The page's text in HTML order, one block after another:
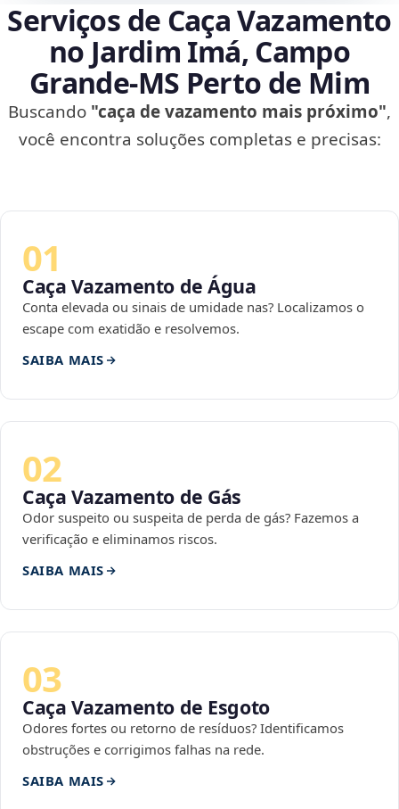
Serviços de Caça Vazamento
no Jardim Imá, Campo
Grande‑MS Perto de Mim
Buscando "caça de vazamento mais próximo",
você encontra soluções completas e precisas:
01
Caça Vazamento de Água
Conta elevada ou sinais de umidade nas? Localizamos o
escape com exatidão e resolvemos.
SAIBA MAIS
02
Caça Vazamento de Gás
Odor suspeito ou suspeita de perda de gás? Fazemos a
verificação e eliminamos riscos.
SAIBA MAIS
03
Caça Vazamento de Esgoto
Odores fortes ou retorno de resíduos? Identificamos
obstruções e corrigimos falhas na rede.
SAIBA MAIS